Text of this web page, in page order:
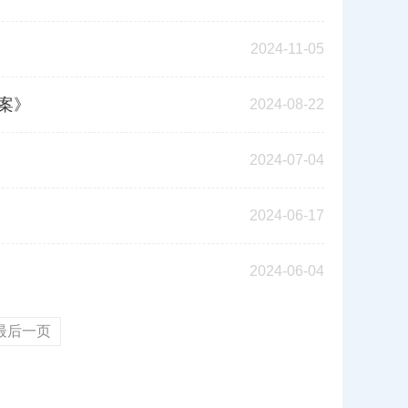
2024-11-05
》 2024-08-22
2024-07-04
2024-06-17
2024-06-04
后一页